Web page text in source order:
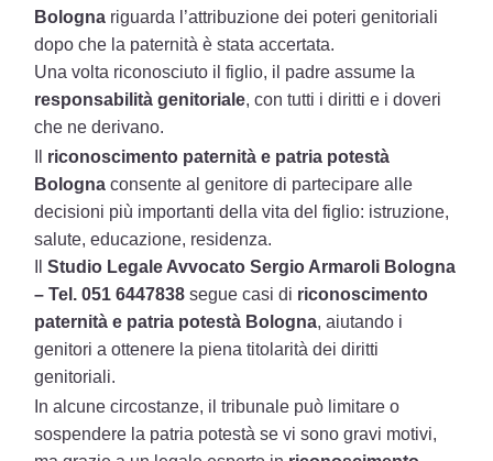
Bologna riguarda l’attribuzione dei poteri genitoriali
dopo che la paternità è stata accertata.
Una volta riconosciuto il figlio, il padre assume la
responsabilità genitoriale, con tutti i diritti e i doveri
che ne derivano.
riconoscimento paternità e patria potestà
Bologna consente al genitore di partecipare alle
decisioni più importanti della vita del figlio: istruzione,
salute, educazione, residenza.
IlStudio Legale Avvocato Sergio Armaroli Bologna
– Tel. 051 6447838 segue casi di riconoscimento
paternità e patria potestà Bologna, aiutando i
genitori a ottenere la piena titolarità dei diritti
genitoriali.
In alcune circostanze, il tribunale può limitare o
sospendere la patria potestà se vi sono gravi motivi,